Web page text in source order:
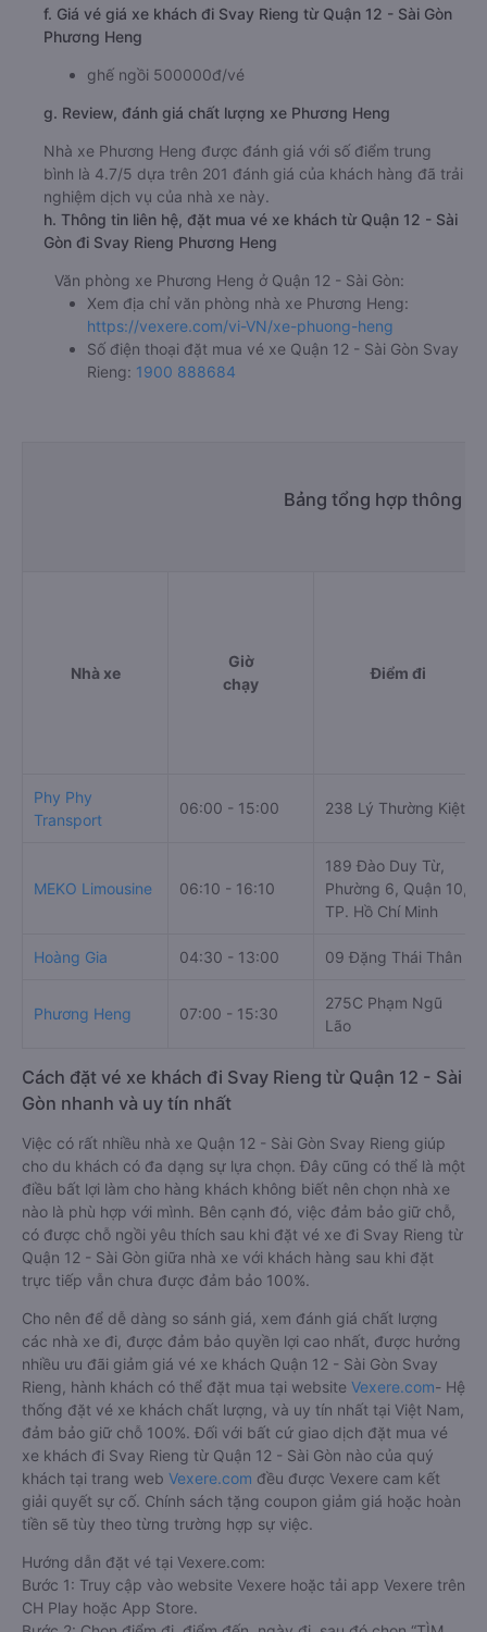
f. Giá vé giá xe khách đi Svay Rieng từ Quận 12 - Sài Gòn
Phương Heng
ghế ngồi 500000đ/vé
g. Review, đánh giá chất lượng xe Phương Heng
Nhà xe Phương Heng được đánh giá với số điểm trung
bình là 4.7/5 dựa trên 201 đánh giá của khách hàng đã trải
nghiệm dịch vụ của nhà xe này.
h. Thông tin liên hệ, đặt mua vé xe khách từ Quận 12 - Sài
Gòn đi Svay Rieng Phương Heng
Văn phòng xe Phương Heng ở Quận 12 - Sài Gòn:
Xem địa chỉ văn phòng nhà xe Phương Heng:
https://vexere.com/vi-VN/xe-phuong-heng
Số điện thoại đặt mua vé xe Quận 12 - Sài Gòn Svay
Rieng: 1900 888684
Bảng tổng hợp thông
Nhà xe
Giờ
chạy
Điểm đi
Phy Phy
Transport
06:00 - 15:00 238 Lý Thường Kiệt
MEKO Limousine 06:10 - 16:10
189 Đào Duy Từ,
Phường 6, Quận 10,
TP. Hồ Chí Minh
Hoàng Gia 04:30 - 13:00 09 Đặng Thái Thân
Phương Heng 07:00 - 15:30
275C Phạm Ngũ
Lão
Cách đặt vé xe khách đi Svay Rieng từ Quận 12 - Sài
Gòn nhanh và uy tín nhất
Việc có rất nhiều nhà xe Quận 12 - Sài Gòn Svay Rieng giúp
cho du khách có đa dạng sự lựa chọn. Đây cũng có thể là một
điều bất lợi làm cho hàng khách không biết nên chọn nhà xe
nào là phù hợp với mình. Bên cạnh đó, việc đảm bảo giữ chỗ,
có được chỗ ngồi yêu thích sau khi đặt vé xe đi Svay Rieng từ
Quận 12 - Sài Gòn giữa nhà xe với khách hàng sau khi đặt
trực tiếp vẫn chưa được đảm bảo 100%.
Cho nên để dễ dàng so sánh giá, xem đánh giá chất lượng
các nhà xe đi, được đảm bảo quyền lợi cao nhất, được hưởng
nhiều ưu đãi giảm giá vé xe khách Quận 12 - Sài Gòn Svay
Rieng, hành khách có thể đặt mua tại website Vexere.com- Hệ
thống đặt vé xe khách chất lượng, và uy tín nhất tại Việt Nam,
đảm bảo giữ chỗ 100%. Đối với bất cứ giao dịch đặt mua vé
xe khách đi Svay Rieng từ Quận 12 - Sài Gòn nào của quý
khách tại trang web Vexere.com đều được Vexere cam kết
giải quyết sự cố. Chính sách tặng coupon giảm giá hoặc hoàn
tiền sẽ tùy theo từng trường hợp sự việc.
Hướng dẫn đặt vé tại Vexere.com:
Bước 1: Truy cập vào website Vexere hoặc tải app Vexere trên
CH Play hoặc App Store.